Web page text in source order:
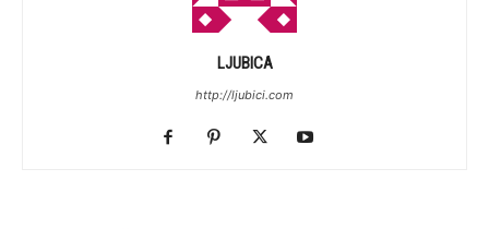
LJUBICA
http://ljubici.com